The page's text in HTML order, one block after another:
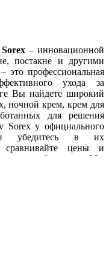
– инновационной
постакне и другими
это профессиональная
ухода за
Вы найдете широкий
ночной крем, крем для
для решения
Sorex у официального
и убедитесь в их
сравнивайте цены и
для вашей кожи. Мы
по всей России.